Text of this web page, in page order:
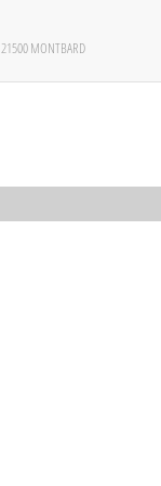
21500MONTBARD